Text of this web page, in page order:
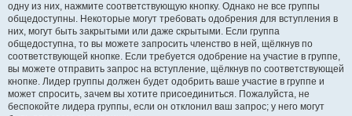
одну из них, нажмите соответствующую кнопку. Однако не все группы
общедоступны. Некоторые могут требовать одобрения для вступления в
них, могут быть закрытыми или даже скрытыми. Если группа
общедоступна, то вы можете запросить членство в ней, щёлкнув по
соответствующей кнопке. Если требуется одобрение на участие в группе,
вы можете отправить запрос на вступление, щёлкнув по соответствующей
кнопке. Лидер группы должен будет одобрить ваше участие в группе и
может спросить, зачем вы хотите присоединиться. Пожалуйста, не
беспокойте лидера группы, если он отклонил ваш запрос; у него могут